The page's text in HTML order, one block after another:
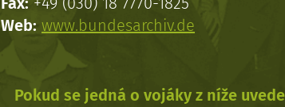
Web: www.bundesarchiv.de
Pokud se jedná o vojáky z níže